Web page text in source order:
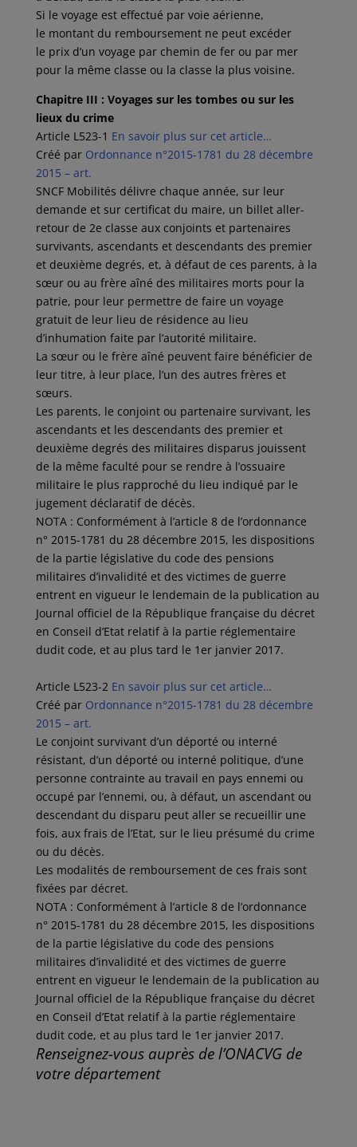
Si le voyage est effectué par voie aérienne,
le montant du remboursement ne peut excéder
le prix d’un voyage par chemin de fer ou par mer
pour la même classe ou la classe la plus voisine.
Chapitre III : Voyages sur les tombes ou sur les
lieux du crime
Article L523-1 En savoir plus sur cet article…
Créé par Ordonnance n°2015-1781 du 28 décembre
2015 – art.
SNCF Mobilités délivre chaque année, sur leur
demande et sur certificat du maire, un billet aller-
retour de 2e classe aux conjoints et partenaires
survivants, ascendants et descendants des premier
et deuxième degrés, et, à défaut de ces parents, à la
sœur ou au frère aîné des militaires morts pour la
patrie, pour leur permettre de faire un voyage
gratuit de leur lieu de résidence au lieu
d’inhumation faite par l’autorité militaire.
La sœur ou le frère aîné peuvent faire bénéficier de
leur titre, à leur place, l’un des autres frères et
sœurs.
Les parents, le conjoint ou partenaire survivant, les
ascendants et les descendants des premier et
deuxième degrés des militaires disparus jouissent
de la même faculté pour se rendre à l’ossuaire
militaire le plus rapproché du lieu indiqué par le
jugement déclaratif de décès.
NOTA : Conformément à l’article 8 de l’ordonnance
n° 2015-1781 du 28 décembre 2015, les dispositions
de la partie législative du code des pensions
militaires d’invalidité et des victimes de guerre
entrent en vigueur le lendemain de la publication au
Journal officiel de la République française du décret
en Conseil d’Etat relatif à la partie réglementaire
dudit code, et au plus tard le 1er janvier 2017.
Article L523-2 En savoir plus sur cet article…
Créé par Ordonnance n°2015-1781 du 28 décembre
2015 – art.
Le conjoint survivant d’un déporté ou interné
résistant, d’un déporté ou interné politique, d’une
personne contrainte au travail en pays ennemi ou
occupé par l’ennemi, ou, à défaut, un ascendant ou
descendant du disparu peut aller se recueillir une
fois, aux frais de l’Etat, sur le lieu présumé du crime
ou du décès.
Les modalités de remboursement de ces frais sont
fixées par décret.
NOTA : Conformément à l’article 8 de l’ordonnance
n° 2015-1781 du 28 décembre 2015, les dispositions
de la partie législative du code des pensions
militaires d’invalidité et des victimes de guerre
entrent en vigueur le lendemain de la publication au
Journal officiel de la République française du décret
en Conseil d’Etat relatif à la partie réglementaire
dudit code, et au plus tard le 1er janvier 2017.
Renseignez-vous auprès de l’ONACVG de
votre département